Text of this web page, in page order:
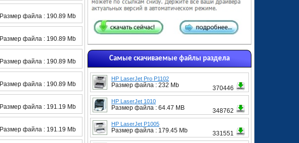
Самые скачиваемые файлы раздела
HP LaserJet Pro P1102
Размер файла : 232 Mb 370446
HP LaserJet 1010
Размер файла : 64.47 MB 348762
HP LaserJet P1005
Размер файла : 179.45 Mb 331551
Размер файла : 190.89 Mb
Размер файла : 190.89 Mb
Размер файла : 190.89 Mb
Размер файла : 190.89 Mb
Размер файла : 191.19 Mb
Размер файла : 191.19 Mb